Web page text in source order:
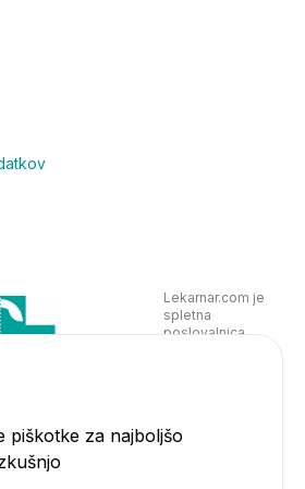
nedosegljivo otrokom!
Lekarnar.com je
spletna
poslovalnica
piškotke za najboljšo